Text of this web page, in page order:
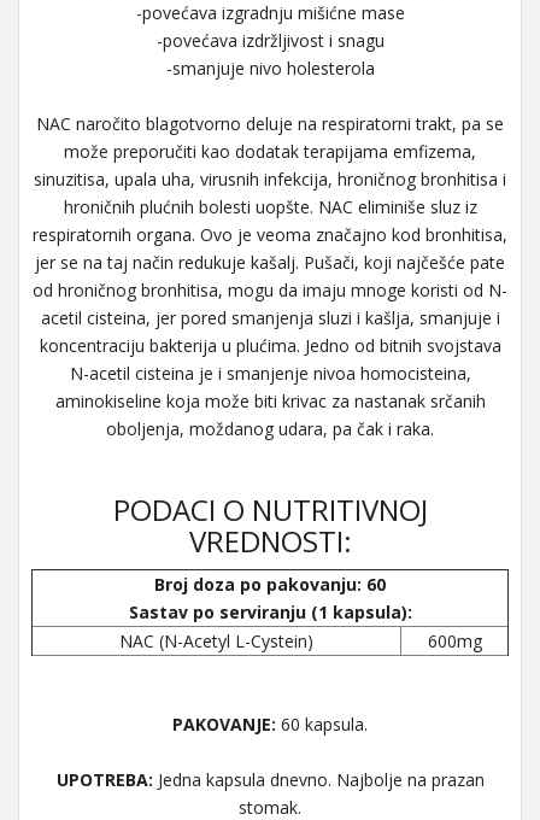
-povećava izgradnju mišićne mase
-povećava izdržljivost i snagu
-smanjuje nivo holesterola
NAC naročito blagotvorno deluje na respiratorni trakt, pa se
može preporučiti kao dodatak terapijama emfizema,
sinuzitisa, upala uha, virusnih infekcija, hroničnog bronhitisa i
hroničnih plućnih bolesti uopšte. NAC eliminiše sluz iz
respiratornih organa. Ovo je veoma značajno kod bronhitisa,
jer se na taj način redukuje kašalj. Pušači, koji najčešće pate
od hroničnog bronhitisa, mogu da imaju mnoge koristi od N-
acetil cisteina, jer pored smanjenja sluzi i kašlja, smanjuje i
koncentraciju bakterija u plućima. Jedno od bitnih svojstava
N-acetil cisteina je i smanjenje nivoa homocisteina,
aminokiseline koja može biti krivac za nastanak srčanih
oboljenja, moždanog udara, pa čak i raka.
PODACI O NUTRITIVNOJ
VREDNOSTI:
Broj doza po pakovanju: 60
Sastav po serviranju (1 kapsula):
NAC (N-Acetyl L-Cystein)
600mg
PAKOVANJE: 60 kapsula.
UPOTREBA: Jedna kapsula dnevno. Najbolje na prazan
stomak.